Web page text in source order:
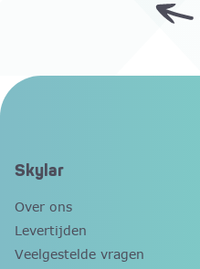
Skylar
Over ons
Levertijden
Veelgestelde vragen